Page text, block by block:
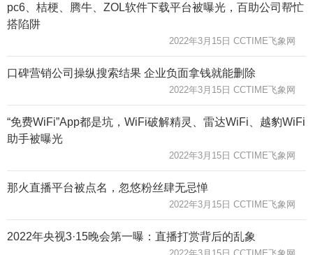
pc6、桔梗、腾牛、ZOL软件下载平台被曝光，百助公司帮忙
搭陷阱
2022年3月15日 CCTIME飞象网
口碑营销公司操纵搜索结果 企业负面拿钱就能删除
2022年3月15日 CCTIME飞象网
“免费WiFi”App都是坑，WiFi破解精灵、雷达WiFi、越豹WiFi
助手被曝光
2022年3月15日 CCTIME飞象网
那火直播平台被点名，忽悠粉丝肆无忌惮
2022年3月15日 CCTIME飞象网
2022年央视3·15晚会第一曝：直播打赏背后的乱象